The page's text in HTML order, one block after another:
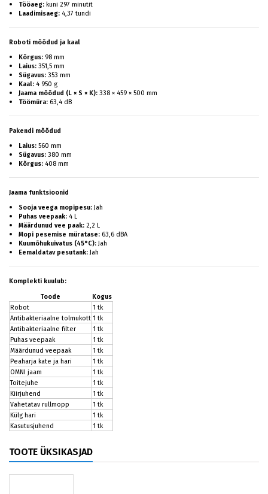
Tööaeg: kuni 297 minutit
Laadimisaeg: 4,37 tundi
Roboti mõõdud ja kaal
Kõrgus: 98 mm
Laius: 351,5 mm
Sügavus: 353 mm
Kaal: 4 950 g
Jaama mõõdud (L × S × K): 338 × 459 × 500 mm
Töömüra: 63,4 dB
Pakendi mõõdud
Laius: 560 mm
Sügavus: 380 mm
Kõrgus: 408 mm
Jaama funktsioonid
Sooja veega mopipesu: Jah
Puhas veepaak: 4 L
Määrdunud vee paak: 2,2 L
Mopi pesemise müratase: 63,6 dBA
Kuumõhukuivatus (45°C): Jah
Eemaldatav pesutank: Jah
Komplekti kuulub:
Toode
Kogus
Robot
1 tk
Antibakteriaalne tolmukott 1 tk
Antibakteriaalne filter
1 tk
Puhas veepaak
1 tk
Määrdunud veepaak
1 tk
Peaharja kate ja hari
1 tk
OMNI jaam
1 tk
Toitejuhe
1 tk
Kiirjuhend
1 tk
Vahetatav rullmopp
1 tk
Külg hari
1 tk
Kasutusjuhend
1 tk
TOOTE ÜKSIKASJAD